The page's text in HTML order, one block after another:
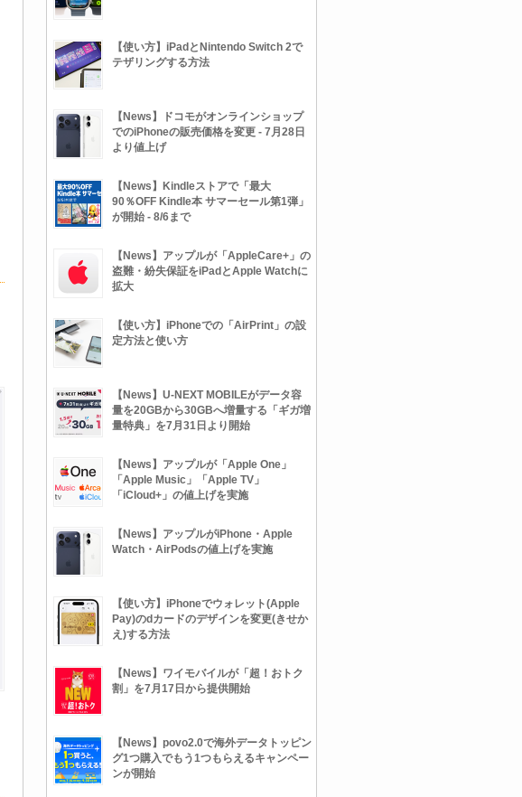
【使い方】iPadとNintendo Switch 2で
テザリングする方法
【News】ドコモがオンラインショップ
でのiPhoneの販売価格を変更 - 7月28日
より値上げ
【News】Kindleストアで「最大
90％OFF Kindle本 サマーセール第1弾」
が開始 - 8/6まで
【News】アップルが「AppleCare+」の
盗難・紛失保証をiPadとApple Watchに
拡大
【使い方】iPhoneでの「AirPrint」の設
定方法と使い方
【News】U-NEXT MOBILEがデータ容
量を20GBから30GBへ増量する「ギガ増
量特典」を7月31日より開始
【News】アップルが「Apple One」
「Apple Music」「Apple TV」
「iCloud+」の値上げを実施
【News】アップルがiPhone・Apple
Watch・AirPodsの値上げを実施
【使い方】iPhoneでウォレット(Apple
Pay)のdカードのデザインを変更(きせか
え)する方法
【News】ワイモバイルが「超！おトク
割」を7月17日から提供開始
【News】povo2.0で海外データトッピン
グ1つ購入でもう1つもらえるキャンペー
ンが開始